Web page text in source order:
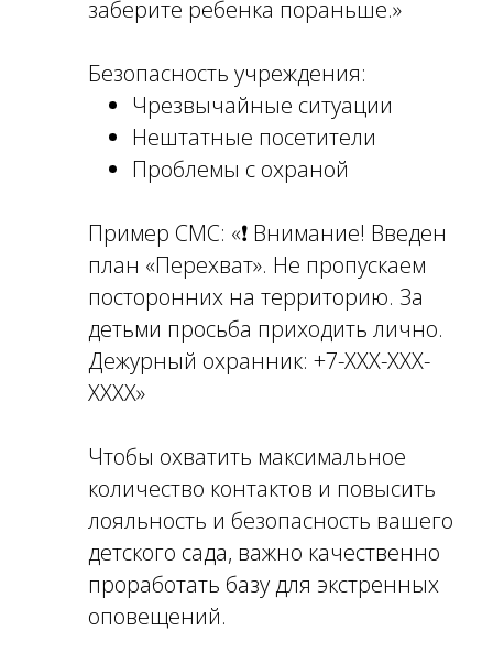
заберите ребенка пораньше.»
Безопасность учреждения:
Чрезвычайные ситуации
Нештатные посетители
Проблемы с охраной
Пример СМС: «❗ Внимание! Введен
план «Перехват». Не пропускаем
посторонних на территорию. За
детьми просьба приходить лично.
Дежурный охранник: +7-ХХХ-ХХХ-
ХХХХ»
Чтобы охватить максимальное
количество контактов и повысить
лояльность и безопасность вашего
детского сада, важно качественно
проработать базу для экстренных
оповещений.